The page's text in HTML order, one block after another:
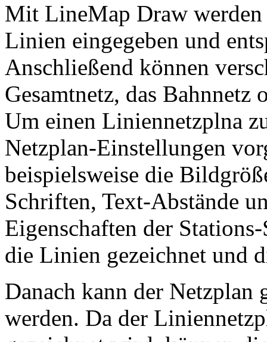
Mit LineMap Draw werden
Linien eingegeben und
Anschließend können
Gesamtnetz, das Bahnnetz
Um einen Liniennetzplna
Netzplan-Einstellungen
beispielsweise die
Schriften, Text-Abstände
Eigenschaften der
die Linien gezeichnet und
Danach kann der Netzplan
werden. Da der